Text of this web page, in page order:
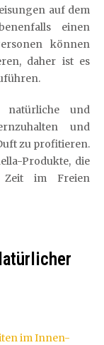
auf dem
einen
können
daher ist es
natürliche und
und
zu profitieren.
Produkte, die
im Freien
im Innen-